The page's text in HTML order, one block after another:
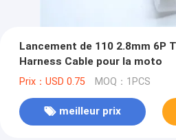
Lancement de 110 2.8mm 6P
Harness Cable pour la moto
Prix：USD 0.75 MOQ：1PCS
meilleur prix